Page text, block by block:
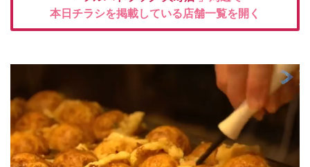
本日チラシを掲載している店舗一覧を開く